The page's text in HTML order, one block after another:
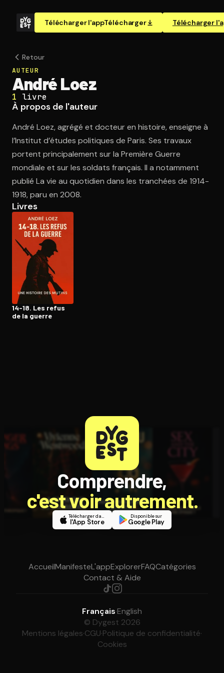
Télécharger l'appTélécharger Télécharger
Ouvre l'app Appareil photo, pointe sur le code. C'est gratuit à
Retour
AUTEUR
André Loez
1 livre
À propos de l'auteur
André Loez, agrégé et docteur en histoire, enseigne à
l’Institut d’études politiques de Paris. Ses travaux
portent principalement sur la Première Guerre
mondiale et sur les soldats français. Il a notamment
publié La vie au quotidien dans les tranchées de 1914-
1918, paru en 2008.
Livres
14-18. Les refus
de la guerre
Comprendre,
c'est voir autrement.
Télécharger dans
l'App Store
Disponible sur
Google Play
AccueilManifesteL'appExplorerFAQCatégories
Contact & Aide
Français·English
© Dygest 2026
Mentions légales·CGU·Politique de confidentialité·
Cookies